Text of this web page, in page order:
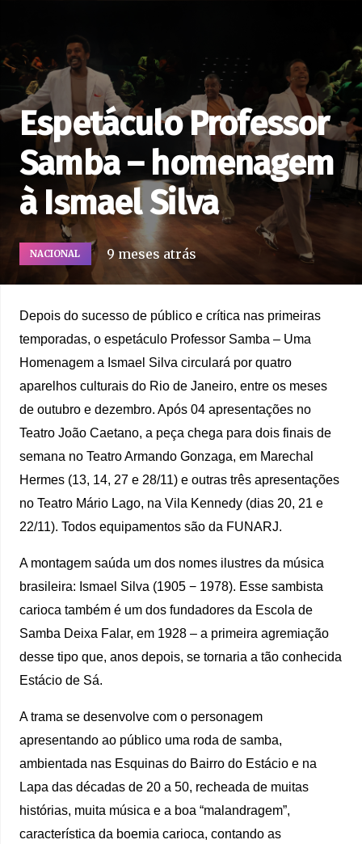
Espetáculo Professor
Samba – homenagem
à Ismael Silva
NACIONAL 9 meses atrás
Depois do sucesso de público e crítica nas primeiras
temporadas, o espetáculo Professor Samba – Uma
Homenagem a Ismael Silva circulará por quatro
aparelhos culturais do Rio de Janeiro, entre os meses
de outubro e dezembro. Após 04 apresentações no
Teatro João Caetano, a peça chega para dois finais de
semana no Teatro Armando Gonzaga, em Marechal
Hermes (13, 14, 27 e 28/11) e outras três apresentações
no Teatro Mário Lago, na Vila Kennedy (dias 20, 21 e
22/11). Todos equipamentos são da FUNARJ.
A montagem saúda um dos nomes ilustres da música
brasileira: Ismael Silva (1905 − 1978). Esse sambista
carioca também é um dos fundadores da Escola de
Samba Deixa Falar, em 1928 – a primeira agremiação
desse tipo que, anos depois, se tornaria a tão conhecida
Estácio de Sá.
A trama se desenvolve com o personagem
apresentando ao público uma roda de samba,
ambientada nas Esquinas do Bairro do Estácio e na
Lapa das décadas de 20 a 50, recheada de muitas
histórias, muita música e a boa “malandragem”,
característica da boemia carioca, contando as